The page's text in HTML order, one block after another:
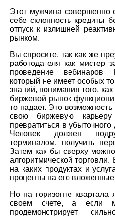
Этот мужчина совершенно
себе склонность кредиты
отпуск к излишней
рынком.
Вы спросите, так как же
работодателя как мистер
проведение вебинаров
который не имеет особых
знаний, понимания того,
биржевой рынок
то падает. Это
свою биржевую
превратиться в убыточного
Человек должен
терминалом, получить
Затем как бы сверху
алгоритмической торговли.
на каких продуктах и
проценты на его вложенные
Но на горизонте квартала
своем счете, а если
продемонстрирует